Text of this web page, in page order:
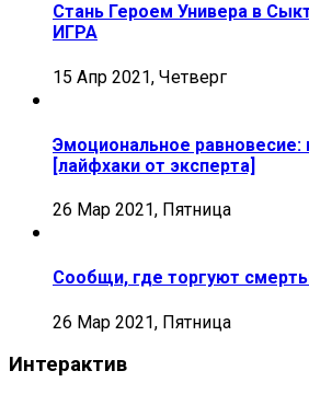
Стань Героем Универа в
ИГРА
15 Апр 2021, Четверг
Эмоциональное равновесие:
[лайфхаки от эксперта]
26 Мар 2021, Пятница
Сообщи, где торгуют
26 Мар 2021, Пятница
Интерактив